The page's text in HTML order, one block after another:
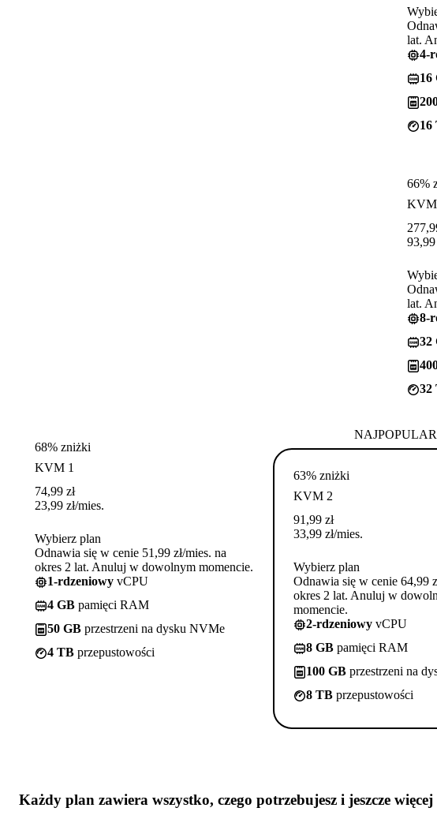
lat.
4-
16
16
66%
93,99
lat.
8-
32
32
68% zniżki
KVM 1
74,99 zł
23,99 zł/mies.
Wybierz plan
Odnawia się w cenie 51,99 zł/mies. na
okres 2 lat. Anuluj w dowolnym momencie.
1-rdzeniowy vCPU
4 GB pamięci RAM
50 GB przestrzeni na dysku NVMe
4 TB przepustowości
63% zniżki
KVM 2
91,99 zł
33,99 zł/mies.
Wybierz plan
Odnawia się w cenie 64,99
okres 2 lat. Anuluj w
momencie.
2-rdzeniowy vCPU
8 GB pamięci RAM
100 GB przestrzeni na
8 TB przepustowości
Każdy plan zawiera wszystko, czego potrzebujesz i jeszcze więcej